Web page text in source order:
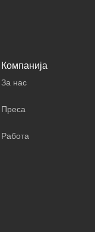
Компанија
За нас
Преса
Работа